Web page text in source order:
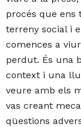
procés que ens
terreny social i
comences a
perdut. És una
context i una
veure amb els
vas creant
qüestions